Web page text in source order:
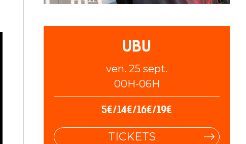
UBU
ven. 25 sept.
00H-06H
5€/14€/16€/19€
TICKETS